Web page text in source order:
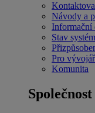
Návody a
Informační
Stav
Pro
Komunita
Společnost